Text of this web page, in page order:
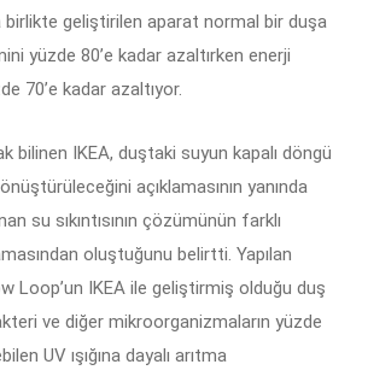
birlikte geliştirilen aparat normal bir duşa
yüzde 80’e kadar azaltırken enerji
70’e kadar azaltıyor.
bilinen IKEA, duştaki suyun kapalı döngü
açıklamasının yanında
su sıkıntısının çözümünün farklı
oluştuğunu belirtti. Yapılan
Loop’un IKEA ile geliştirmiş olduğu duş
ve diğer mikroorganizmaların yüzde
UV ışığına dayalı arıtma